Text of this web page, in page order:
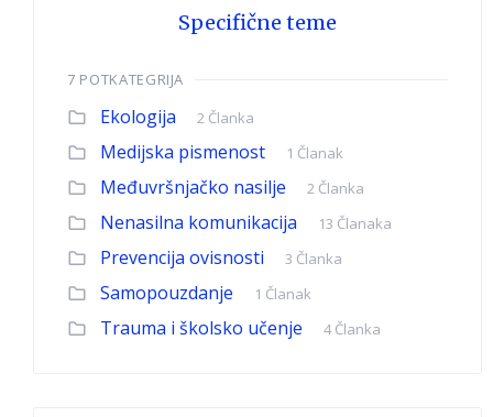
Specifične teme
7 POTKATEGRIJA
Ekologija 2 Članka
Medijska pismenost 1 Članak
Međuvršnjačko nasilje 2 Članka
Nenasilna komunikacija 13 Članaka
Prevencija ovisnosti 3 Članka
Samopouzdanje 1 Članak
Trauma i školsko učenje 4 Članka